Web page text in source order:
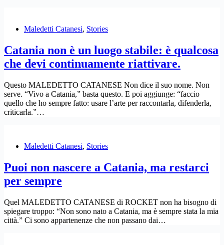
Maledetti Catanesi, Stories
Catania non è un luogo stabile: è qualcosa
che devi continuamente riattivare.
Questo MALEDETTO CATANESE Non dice il suo nome. Non
serve. “Vivo a Catania,” basta questo. E poi aggiunge: “faccio
quello che ho sempre fatto: usare l’arte per raccontarla, difenderla,
criticarla.”…
Maledetti Catanesi, Stories
Puoi non nascere a Catania, ma restarci
per sempre
Quel MALEDETTO CATANESE di ROCKET non ha bisogno di
spiegare troppo: “Non sono nato a Catania, ma è sempre stata la mia
città.” Ci sono appartenenze che non passano dai…